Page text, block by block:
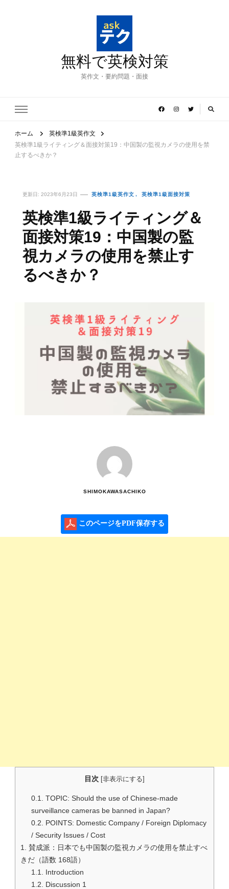
無料で英検対策
英作文・要約問題・面接
ホーム
英検準1級英作文
英検準1級ライティング＆面接対策19：中国製の監視カメラの使用を禁
止するべきか？
更新日: 2023年6月23日 英検準1級英作文 英検準1級面接対策
英検準1級ライティング＆
面接対策19：中国製の監
視カメラの使用を禁止す
るべきか？
SHIMOKAWASACHIKO
このページをPDF保存する
目次 [非表示にする]
0.1.
TOPIC: Should the use of Chinese-made
surveillance cameras be banned in Japan?
0.2.
POINTS: Domestic Company / Foreign Diplomacy
/ Security Issues / Cost
1.
賛成派：日本でも中国製の監視カメラの使用を禁止すべ
きだ（語数 168語）
1.1.
Introduction
1.2.
Discussion 1